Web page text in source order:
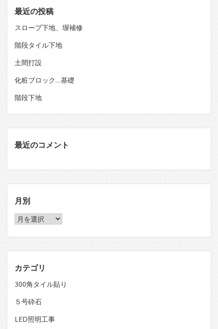
最近の投稿
スロープ下地、塀補修
階段タイル下地
土間打設
化粧ブロック…基礎
階段下地
最近のコメント
月別
月
カテゴリ
300角タイル貼り
５号砕石
LED照明工事